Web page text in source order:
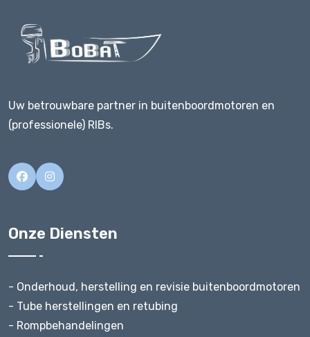
Uw betrouwbare partner in buitenboordmotoren en
(professionele) RIBs.
Onze Diensten
- Onderhoud, herstelling en revisie buitenboordmotoren
- Tube herstellingen en retubing
- Rompbehandelingen